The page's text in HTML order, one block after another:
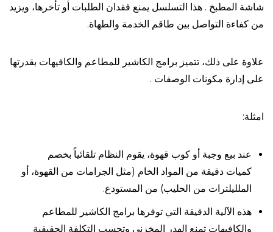
شاشة المطبخ . هذا التسلسل يمنع فقدان الطلبات أو تأخرها، ويزيد
من كفاءة التواصل بين طاقم الخدمة والطهاة.
علاوة على ذلك، تتميز برامج الكاشير للمطاعم والكافيهات بقدرتها
على إدارة مكونات الوصفات .
امثلة:
عند بيع وجبة أو كوب قهوة، يقوم النظام تلقائياً بخصم
كميات دقيقة من المواد الخام (مثل الجرامات من القهوة، أو
الملليلترات من الحليب) من المستودع.
هذه الآلية الدقيقة التي توفرها برامج الكاشير للمطاعم
والكافيهات تمنع الهدر المخزني وتحسب التكلفة الحقيقية